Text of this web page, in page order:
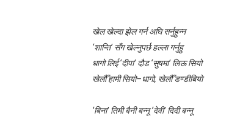
लघुकथाः अरेली काँडैले
बालकविताः बाल अधिकार
लघुकथा : गुलियो माया
लघुकथा: दसैँको टीका
खेल खेल्दा झेल गर्न अघि सर्नुहुन्न
‘शान्ति’ सँग खेल्नुपर्छ हल्ला गर्नुहु
धागो लिई ‘दीपा’ दौड ‘सुषमा’ लिऊ सियो
खेलौँ हामी सियो–धागो, खेलौँ डण्डीबियो
‘बिना’ तिमी बैनी बन्नू ‘देवी’ दिदी बन्नू